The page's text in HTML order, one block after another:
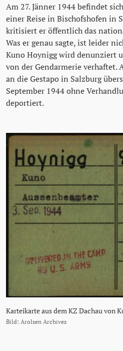
Am 27. Jänner 1944 befindet
einer Reise in Bischofshofen in
kritisiert er öffentlich das
Was er genau sagte, ist leider
Kuno Hoynigg wird denunziert
von der Gendarmerie verhaftet.
an die Gestapo in Salzburg
September 1944 ohne
deportiert.
Karteikarte aus dem KZ Dachau von
Bild: Arolsen Archives